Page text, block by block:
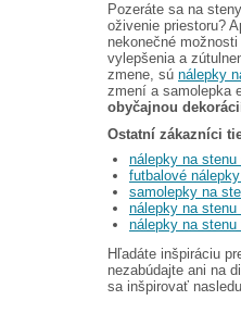
Pozeráte sa na
oživenie priestoru?
nekonečné
vylepšenia a
zmene, sú nálepky
zmení a samolepka
obyčajnou
Ostatní zákazníci
nálepky na stenu
futbalové
samolepky na
nálepky na stenu
nálepky na stenu
Hľadáte inšpiráciu
nezabúdajte ani na
sa inšpirovať